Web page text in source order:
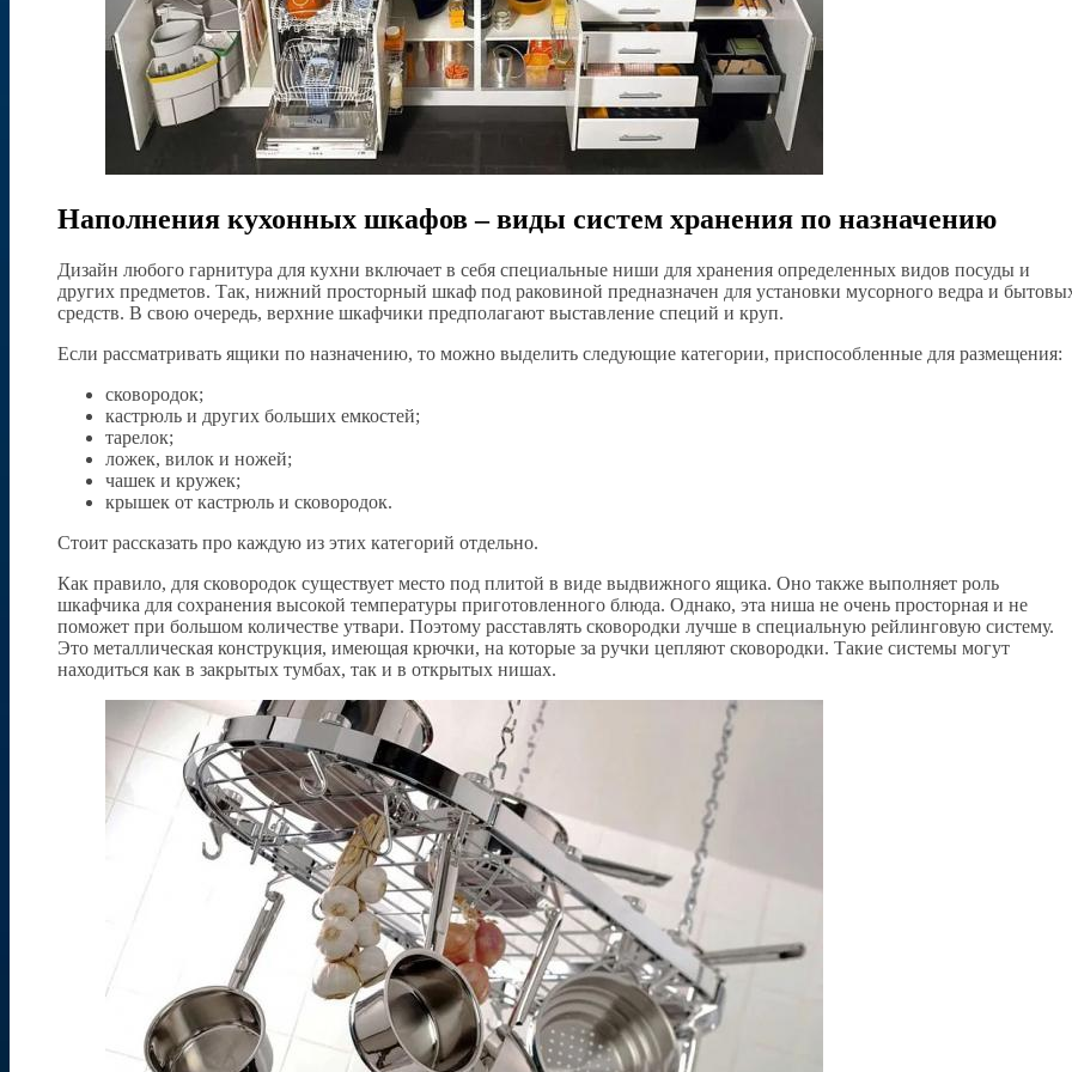
Наполнения кухонных шкафов – виды систем хранения по назначению
Дизайн любого гарнитура для кухни включает в себя специальные ниши для хранения определенных видов посуды и
других предметов. Так, нижний просторный шкаф под раковиной предназначен для установки мусорного ведра и
средств. В свою очередь, верхние шкафчики предполагают выставление специй и круп.
Если рассматривать ящики по назначению, то можно выделить следующие категории, приспособленные для размещения:
сковородок;
кастрюль и других больших емкостей;
тарелок;
ложек, вилок и ножей;
чашек и кружек;
крышек от кастрюль и сковородок.
Стоит рассказать про каждую из этих категорий отдельно.
Как правило, для сковородок существует место под плитой в виде выдвижного ящика. Оно также выполняет роль
шкафчика для сохранения высокой температуры приготовленного блюда. Однако, эта ниша не очень просторная и не
поможет при большом количестве утвари. Поэтому расставлять сковородки лучше в специальную рейлинговую систему.
Это металлическая конструкция, имеющая крючки, на которые за ручки цепляют сковородки. Такие системы могут
находиться как в закрытых тумбах, так и в открытых нишах.